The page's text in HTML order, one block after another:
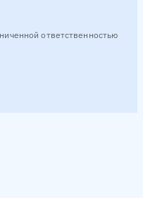
ответственностью